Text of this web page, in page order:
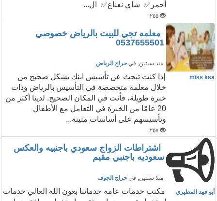
أحمر✅ شاي نعناع✅ ال...
٢٥٥
معلمه تجي للبيت بالرياض خصوصي
0537655501
منذ سنتين, في حراج الرياض
miss ksa
إذا كنت تبحث عن تأسيس ابنك بشكل صحيح من
خلال معلمة متخصصة في التأسيس بالرياض وذات
خبرة طويلة، فأنت في المكان الصحيح. لدينا أكثر من
20 عامًا من الخبرة في التعامل مع الأطفال
وتأسيسهم على أساسات متينة...
٢٥٧
اشتراطات الزواج سعودي باجنبيه والعكس
سعوديه باجنبي مقيم
منذ سنتين, في حراج الجوف
أبو فهد المطيري
مكتب خدمات عامه خدماتنا بعون الله العالي خدمات